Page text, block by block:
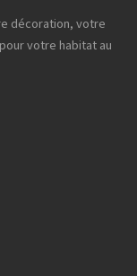
décoration, votre
votre habitat au